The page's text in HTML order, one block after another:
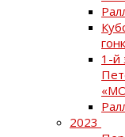
1-й
2023